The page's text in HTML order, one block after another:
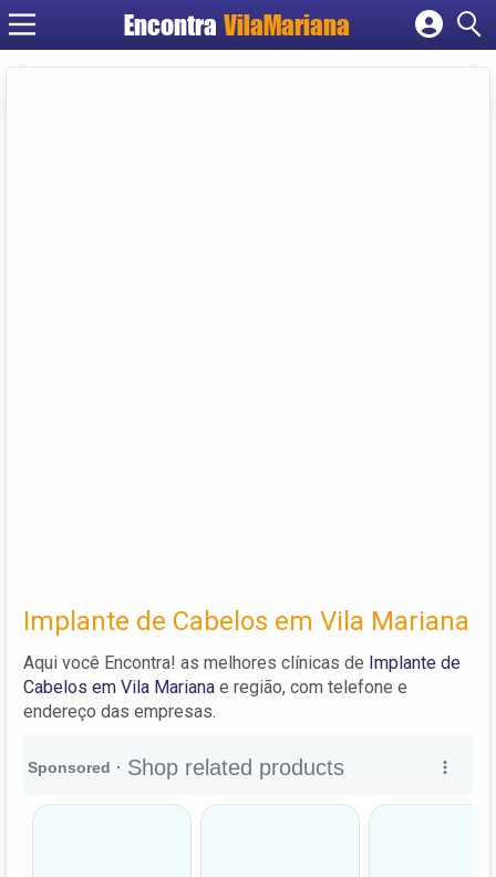
EncontraVilaMariana
Cadastrar empresa
Implante de Cabelos em Vila Mariana
Aqui você Encontra! as melhores clínicas de Implante de
Cabelos em Vila Mariana e região, com telefone e
endereço das empresas.